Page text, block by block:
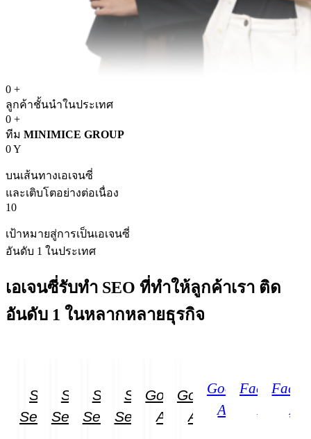
0 +
ลูกค้าชั้นนำในประเทศ
0 +
ทีม MINIMICE GROUP
0Y
บนเส้นทางเอเจนซี่
และเติบโตอย่างต่อเนื่อง
10
เป้าหมายสู่การเป็นเอเจนซี่
อันดับ 1 ในประเทศ
เอเจนซี่รับทำ SEO ที่ทำให้ลูกค้าเรา ติด
อันดับ 1 ในหลากหลายธุรกิจ
SEO
Service
SEO
Service
SEO
Service
SEO
Service
Google
Ads
Google
Ads
Google
Ads
Facebook